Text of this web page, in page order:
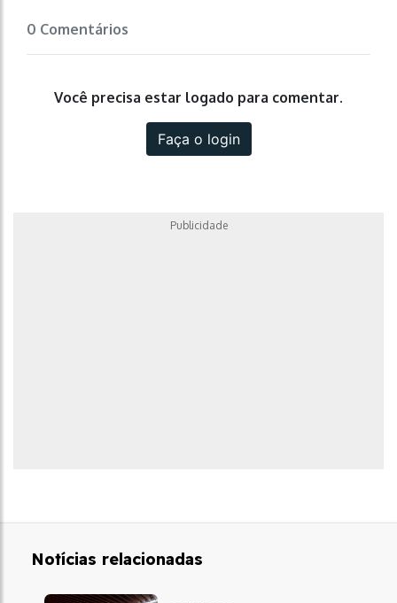
0 Comentários
Você precisa estar logado para comentar.
Faça o login
Publicidade
Notícias relacionadas